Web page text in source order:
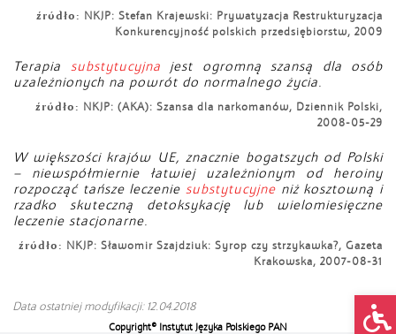
źródło: NKJP: Stefan Krajewski: Prywatyzacja Restrukturyzacja
Konkurencyjność polskich przedsiębiorstw, 2009
Terapia substytucyjna jest ogromną szansą dla osób
uzależnionych na powrót do normalnego życia.
źródło: NKJP: (AKA): Szansa dla narkomanów, Dziennik Polski,
2008-05-29
W większości krajów UE, znacznie bogatszych od Polski
– niewspółmiernie łatwiej uzależnionym od heroiny
rozpocząć tańsze leczenie substytucyjne niż kosztowną i
rzadko skuteczną detoksykację lub wielomiesięczne
leczenie stacjonarne.
źródło: NKJP: Sławomir Szajdziuk: Syrop czy strzykawka?, Gazeta
Krakowska, 2007-08-31
Data ostatniej modyfikacji: 12.04.2018
Copyright© Instytut Języka Polskiego PAN